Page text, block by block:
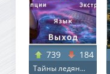
739 184
Тайны ледян...